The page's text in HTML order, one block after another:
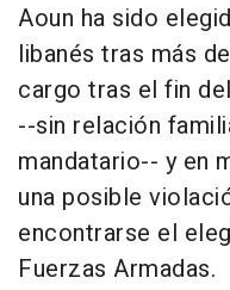
Aoun ha sido
libanés tras más
cargo tras el fin
--sin relación
mandatario-- y en
una posible
encontrarse el
Fuerzas Armadas.